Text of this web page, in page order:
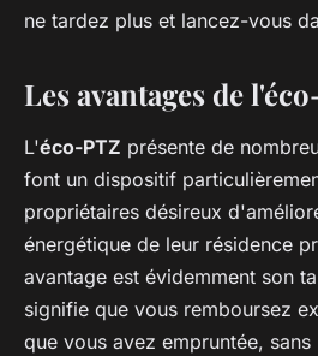
ne tardez plus et lancez-vous
Les avantages de
L'éco-PTZ présente de
font un dispositif
propriétaires désireux
énergétique de leur résidence
avantage est évidemment son
signifie que vous remboursez
que vous avez empruntée,